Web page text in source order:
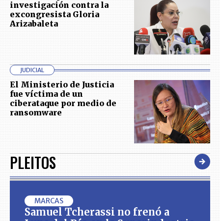
investigación contra la
excongresista Gloria
Arizabaleta
JUDICIAL
El Ministerio de Justicia
fue víctima de un
ciberataque por medio de
ransomware
PLEITOS
MARCAS
Samuel Tcherassi no frenó a